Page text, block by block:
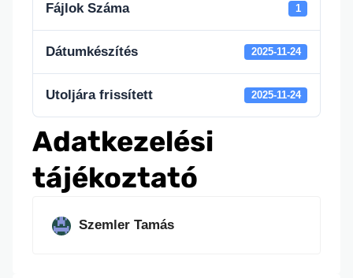
Fájlok Száma 1
Dátumkészítés 2025-11-24
Utoljára frissített 2025-11-24
Adatkezelési
tájékoztató
Szemler Tamás